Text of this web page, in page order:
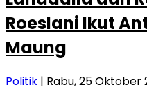
Roeslani Ikut
Maung
Politik | Rabu, 25 Oktober